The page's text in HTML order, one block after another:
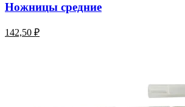
Ножницы средние
142,50 ₽